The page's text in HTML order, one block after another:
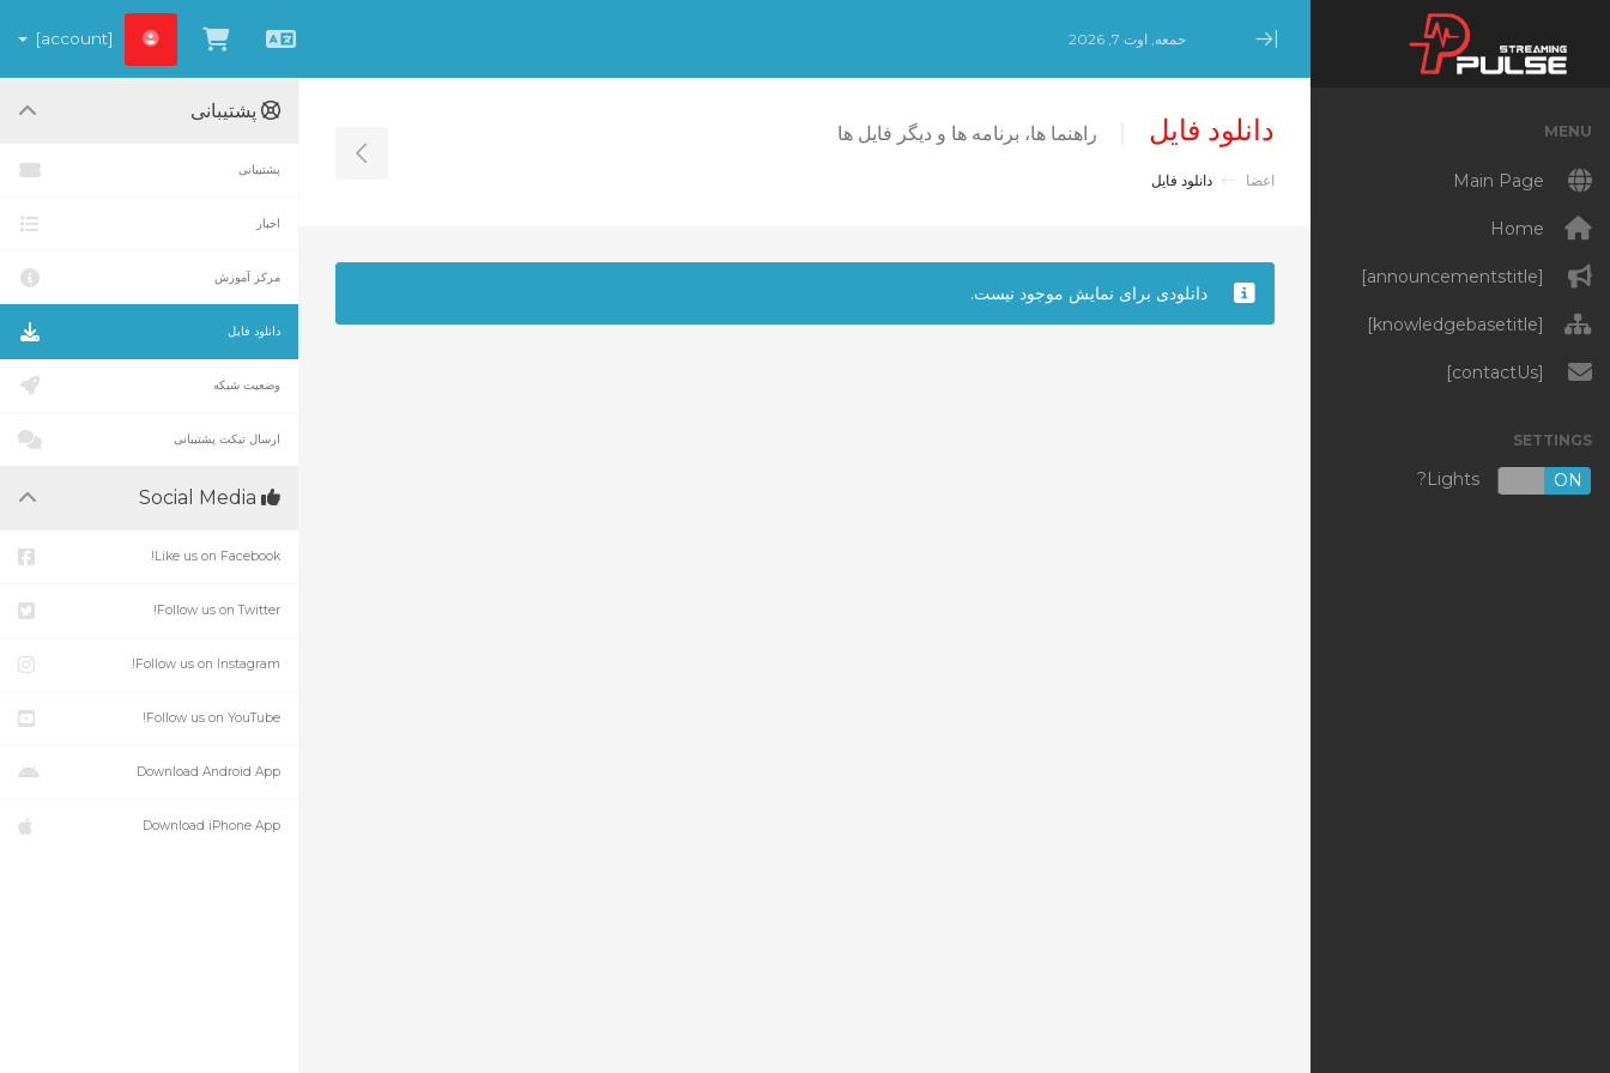
Minimize Menu
حمعه, اوت 7, 2026
Persianمشاهده کارت خرید
[account]
MENU
Main Page
Home
[announcementstitle]
[knowledgebasetitle]
[contactUs]
SETTINGS
OFF ON
دانلود فایل راهنما ها، برنامه ها و دیگر فایل ها
اعضا دانلود فایل Toggle Sidebar
دانلودی برای نمایش موجود نیست.
پشتیبانی
پشتیبانی
اخبار
مرکز آموزش
دانلود فایل
وضعیت شبکه
ارسال تیکت پشتیبانی
Like us on Facebook!
Follow us on Twitter!
Follow us on Instagram!
Follow us on YouTube!
Download Android App
Download iPhone App